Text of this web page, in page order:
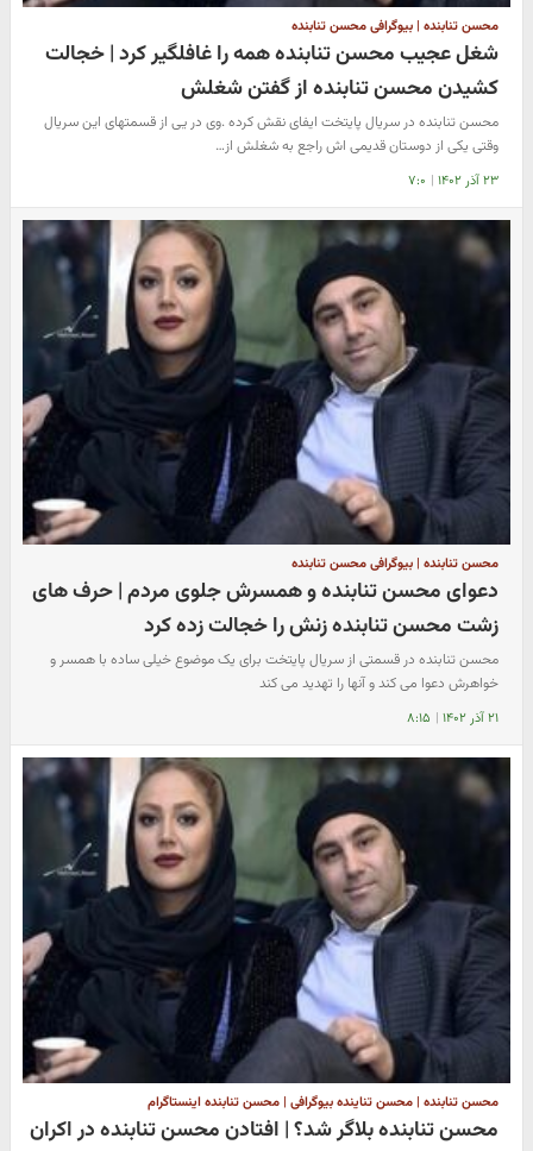
محسن تنابنده | بیوگرافی محسن تنابنده
شغل عجیب محسن تنابنده همه را غافلگیر کرد | خجالت
کشیدن محسن تنابنده از گفتن شغلش
محسن تنابنده در سریال پایتخت ایفای نقش کرده .وی در یی از قسمتهای این سریال
وقتی یکی از دوستان قدیمی اش راجع به شغلش از…
۲۳ آذر ۱۴۰۲ | ۷:۰
محسن تنابنده | بیوگرافی محسن تنابنده
دعوای محسن تنابنده و همسرش جلوی مردم | حرف های
زشت محسن تنابنده زنش را خجالت زده کرد
محسن تنابنده در قسمتی از سریال پایتخت برای یک موضوع خیلی ساده با همسر و
خواهرش دعوا می کند و آنها را تهدید می کند
۲۱ آذر ۱۴۰۲ | ۸:۱۵
محسن تنابنده | محسن تناینده بیوگرافی | محسن تنابنده اینستاگرام
محسن تنابنده بلاگر شد؟ | افتادن محسن تنابنده در اکران